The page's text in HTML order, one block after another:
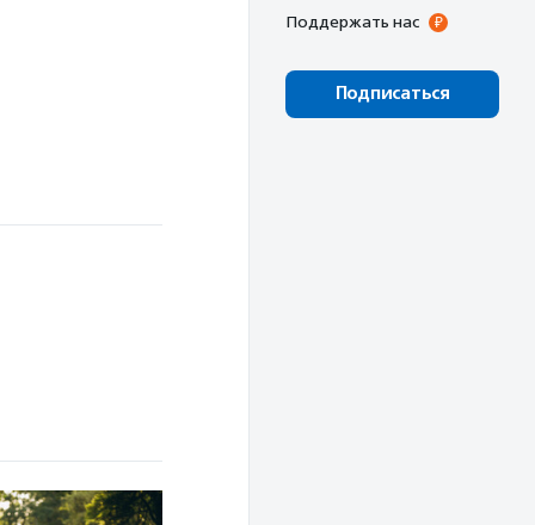
Поддержать нас
Подписаться